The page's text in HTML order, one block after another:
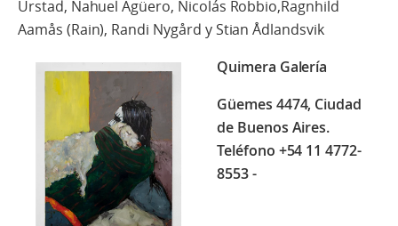
Urstad, Nahuel Agüero, Nicolás Robbio,Ragnhild
Aamås (Rain), Randi Nygård y Stian Ådlandsvik
Quimera Galería
Güemes 4474, Ciudad
de Buenos Aires.
Teléfono +54 11 4772-
8553 -